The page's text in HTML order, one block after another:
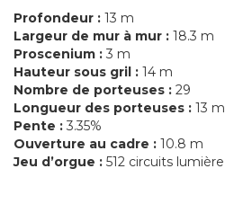
Profondeur : 13 m
Largeur de mur à mur : 18.3 m
Proscenium : 3 m
Hauteur sous gril : 14 m
Nombre de porteuses : 29
Longueur des porteuses : 13 m
Pente : 3.35%
Ouverture au cadre : 10.8 m
Jeu d’orgue : 512 circuits lumière